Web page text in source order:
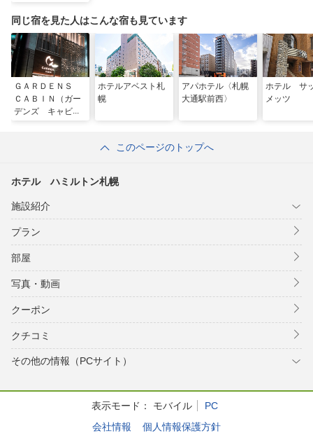
同じ宿を見た人はこんな宿も見ています
ＧＡＲＤＥＮＳ
ＣＡＢＩＮ（ガー
デンズ キャビ
ホテルアベスト札
幌
アパホテル〈札幌
大通駅前西〉
ホテル サ
メッツ
このページのトップへ
ホテル ハミルトン札幌
施設紹介
プラン
部屋
写真・動画
クーポン
クチコミ
その他の情報（PCサイト）
表示モード： モバイル
PC
会社情報
個人情報保護方針